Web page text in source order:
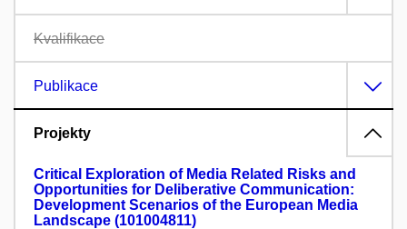
Kvalifikace
Publikace
Projekty
Critical Exploration of Media Related Risks and
Opportunities for Deliberative Communication:
Development Scenarios of the European Media
Landscape (101004811)